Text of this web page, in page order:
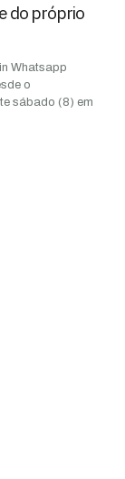
do próprio
Whatsapp
o
sábado (8) em